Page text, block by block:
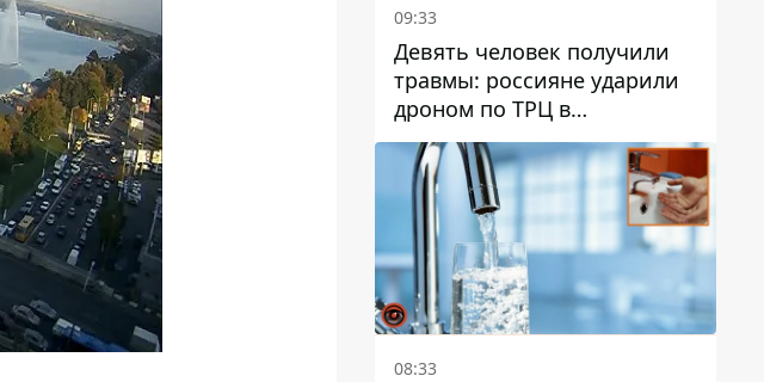
09:33
Девять человек получили
травмы: россияне ударили
дроном по ТРЦ в
Павлограде, будет ли
работать заведение в
дальнейшем
08:33